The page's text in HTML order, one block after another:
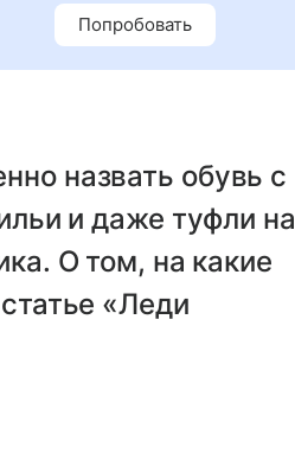
сейчас
назвать обувь с
и даже туфли на
О том, на какие
«Леди
Попробовать